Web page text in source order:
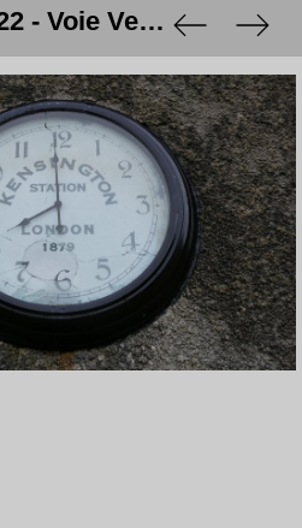
1er février 2022 - Voie Verte Pontenx-les-Forges - Mimizan-Plage